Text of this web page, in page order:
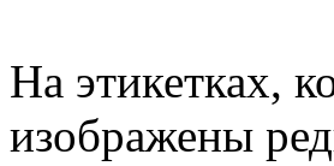
На этикетках,
изображены